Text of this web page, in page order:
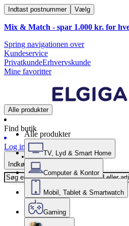
Indtast postnummer Vælg
Mix & Match - spar 1.000 kr. for
Spring navigationen over
Kundeservice
PrivatkundeErhvervskunde
Mine favoritter
Alle produkter
Find butik
Log ind
Indkøbskurv
Alle produkter
TV, Lyd & Smart Home
Computer & Kontor
Mobil, Tablet & Smartwatch
Gaming